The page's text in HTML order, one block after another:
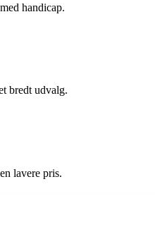
handicap.
bredt udvalg.
lavere pris.